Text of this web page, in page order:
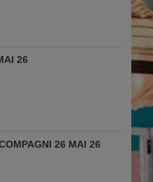
26
CHAPI ET COMPAGNI 26 MAI 26